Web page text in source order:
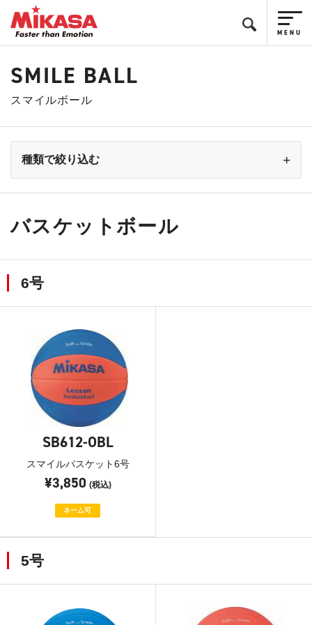
SMILE BALL
スマイルボール
バスケットボール
6号
SB612-OBL
スマイルバスケット6号
¥3,850 (税込)
ネーム可
5号
種類で絞り込む